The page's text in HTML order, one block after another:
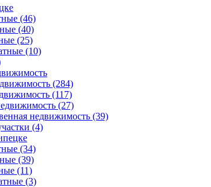
(46)
(40)
(25)
(10)
(284)
(117)
(27)
недвижимость (39)
(4)
(34)
(39)
(11)
(3)